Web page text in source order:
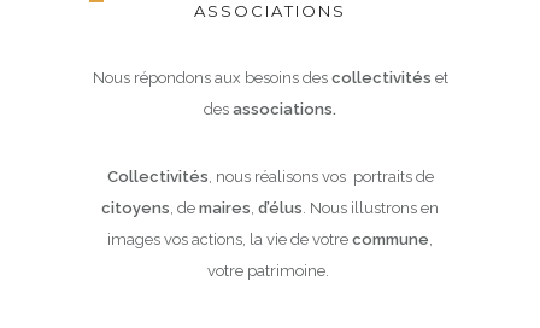
ASSOCIATIONS
Nous répondons aux besoins des collectivités et
des associations.
Collectivités, nous réalisons vos portraits de
citoyens, de maires, d’élus. Nous illustrons en
images vos actions, la vie de votre commune,
votre patrimoine.